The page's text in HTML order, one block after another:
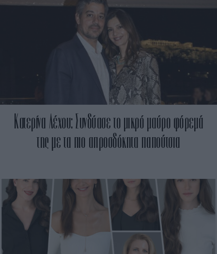
Κατερίνα Λέχου: Συνδύασε το μικρό μαύρο φόρεμά
της με τα πιο απροσδόκητα παπούτσια